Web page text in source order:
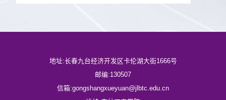
地址:长春九台经济开发区卡伦湖大街1666号
邮编:130507
信箱:gongshangxueyuan@jlbtc.edu.cn